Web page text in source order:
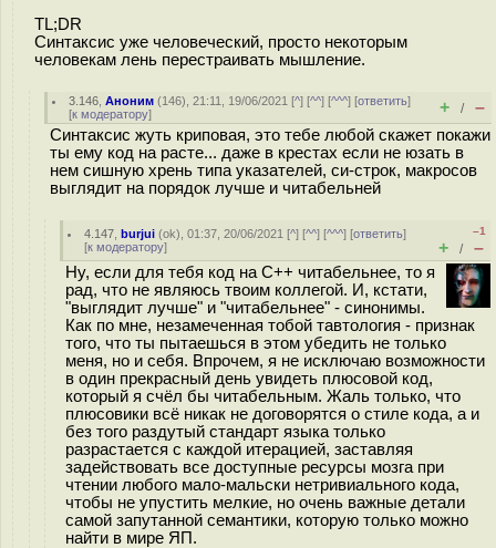
TL;DR
Синтаксис уже человеческий, просто некоторым
человекам лень перестраивать мышление.
3.146 ,Аноним (146), 21:11, 19/06/2021 [^] [^^] [^^^] [ответить]
[к модератору] + / –
Синтаксис жуть криповая, это тебе любой скажет покажи
ты ему код на расте... даже в крестах если не юзать в
нем сишную хрень типа указателей, си-строк, макросов
выглядит на порядок лучше и читабельней
4.147 ,burjui (ok), 01:37, 20/06/2021 [^] [^^] [^^^] [ответить]
[к модератору]
–1
+ / –
Ну, если для тебя код на С++ читабельнее, то я
рад, что не являюсь твоим коллегой. И, кстати,
"выглядит лучше" и "читабельнее" - синонимы.
Как по мне, незамеченная тобой тавтология - признак
того, что ты пытаешься в этом убедить не только
меня, но и себя. Впрочем, я не исключаю возможности
в один прекрасный день увидеть плюсовой код,
который я счёл бы читабельным. Жаль только, что
плюсовики всё никак не договорятся о стиле кода, а и
без того раздутый стандарт языка только
разрастается с каждой итерацией, заставляя
задействовать все доступные ресурсы мозга при
чтении любого мало-мальски нетривиального кода,
чтобы не упустить мелкие, но очень важные детали
самой запутанной семантики, которую только можно
найти в мире ЯП.